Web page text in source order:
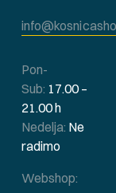
Pon-
Sub: 17.00 –
21.00 h
Nedelja: Ne
radimo
Webshop: